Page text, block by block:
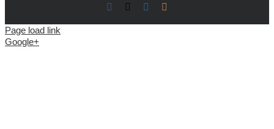
Facebook LinkedIn
Page load link
Google+